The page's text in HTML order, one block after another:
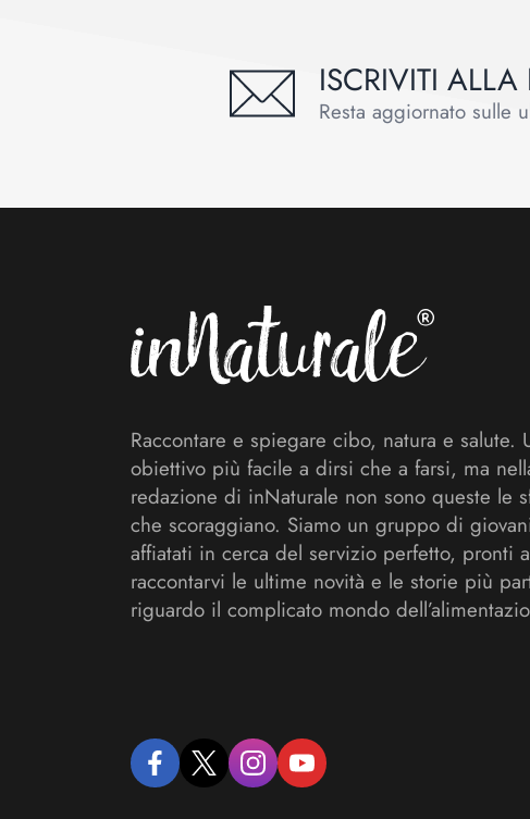
ISCRIVITI ALLA
Resta aggiornato sulle
Raccontare e spiegare cibo, natura e salute.
obiettivo più facile a dirsi che a farsi, ma
redazione di inNaturale non sono queste le
che scoraggiano. Siamo un gruppo di
affiatati in cerca del servizio perfetto, pronti a
raccontarvi le ultime novità e le storie più
riguardo il complicato mondo
facebooktwitter instagramyoutube